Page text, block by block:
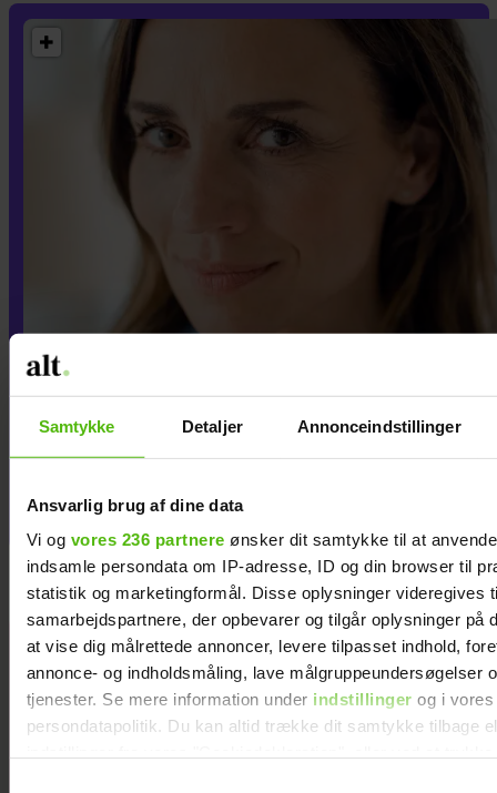
Samtykke Detaljer Annonceindstillinger
Ansvarlig brug af dine data
Vi og vores 236 partnere ønsker dit samtykke til at
indsamle persondata om IP-adresse, ID og din browser til
statistik og marketingformål. Disse oplysninger videregives
samarbejdspartnere, der opbevarer og tilgår oplysninger på
at vise dig målrettede annoncer, levere tilpasset indhold,
annonce- og indholdsmåling, lave målgruppeundersøgelser
tjenester. Se mere information under indstillinger og i vores
persondatapolitik. Du kan altid trække dit samtykke tilbage
Jeg vil aldrig tilgive min
eksmand for det, han
gjorde, efter jeg forlod ham
Hækl selv de
12 stjernetegn